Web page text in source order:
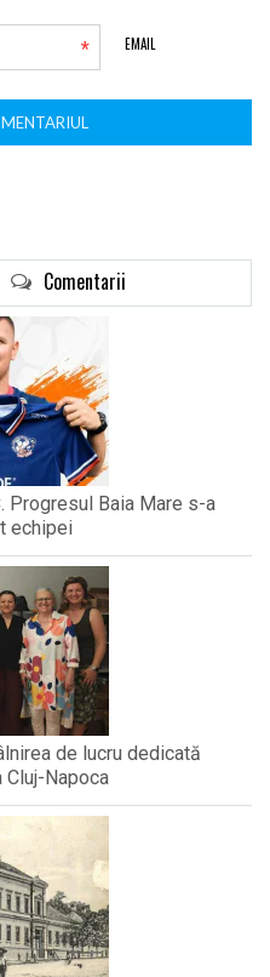
EMAIL
*
Comentarii
Progresul Baia Mare s-a
echipei
de lucru dedicată
Napoca